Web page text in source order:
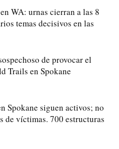
WA: urnas cierran a las 8
temas decisivos en las
de provocar el
Trails en Spokane
Spokane siguen activos; no
de víctimas. 700 estructuras